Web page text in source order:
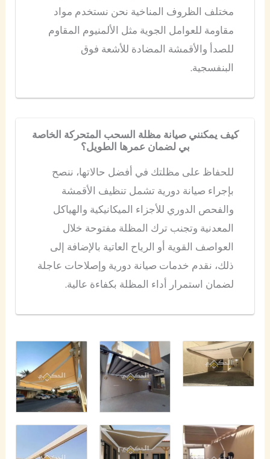
مختلف الظروف المناخية نحن نستخدم مواد
مقاومة للعوامل الجوية مثل الألمنيوم المقاوم
للصدأ والأقمشة المضادة للأشعة فوق
البنفسجية.
كيف يمكنني صيانة مظلة السحب المتحركة الخاصة
بي لضمان عمرها الطويل؟
للحفاظ على مظلتك في أفضل حالاتها، ننصح
بإجراء صيانة دورية تشمل تنظيف الأقمشة
والفحص الدوري للأجزاء الميكانيكية والهياكل
المعدنية وتجنب ترك المظلة مفتوحة خلال
العواصف القوية أو الرياح العاتية بالإضافة إلى
ذلك، نقدم خدمات صيانة دورية وإصلاحات عاجلة
لضمان استمرار أداء المظلة بكفاءة عالية.